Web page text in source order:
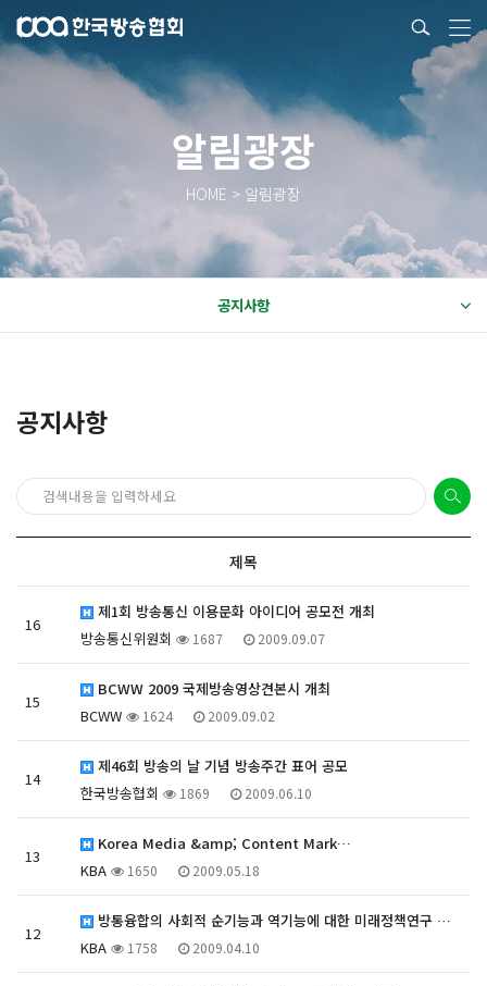
알림광장
HOME > 알림광장
공지사항
공지사항
제목
16
제1회 방송통신 이용문화 아이디어 공모전 개최
방송통신위원회
1687 2009.09.07
15
BCWW 2009 국제방송영상견본시 개최
BCWW
1624 2009.09.02
14
제46회 방송의 날 기념 방송주간 표어 공모
한국방송협회
1869 2009.06.10
13
Korea Media &amp; Content Mark…
KBA
1650 2009.05.18
12
방통융합의 사회적 순기능과 역기능에 대한 미래정책연구 …
KBA
1758 2009.04.10